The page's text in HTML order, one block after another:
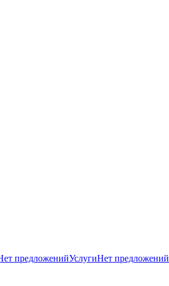
предложенийУслугиНет предложений